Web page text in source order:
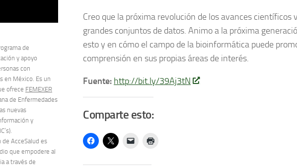
Creo que la próxima revolución de los avances científicos
grandes conjuntos de datos. Animo a la próxima
esto y en cómo el campo de la bioinformática puede
comprensión en sus propias áreas de interés.
Fuente: http://bit.ly/39Aj3tN
Comparte esto:
de
y apoyo
con
en México. Es un
ofrece FEMEXER
de Enfermedades
nuevas
y
de AcceSalud es
que empodere al
a través de